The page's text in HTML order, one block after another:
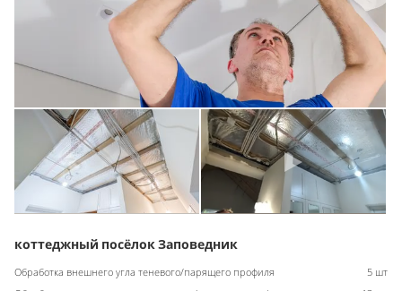
коттеджный посёлок Заповедник
Обработка внешнего угла теневого/парящего профиля
5 шт